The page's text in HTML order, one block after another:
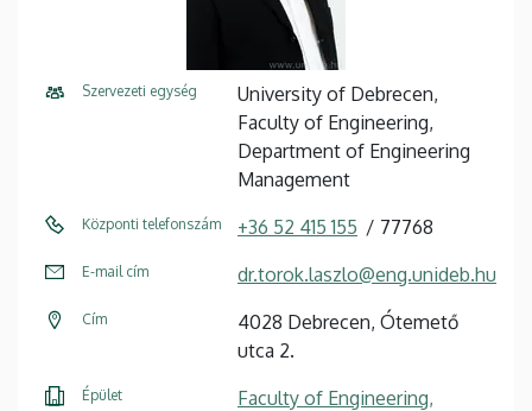
Szervezeti egység
University of Debrecen,
Faculty of Engineering,
Department of Engineering
Management
Központi telefonszám +36 52 415 155 77768
E-mail cím dr.torok.laszlo@eng.unideb.hu
Cím
4028 Debrecen, Ótemető
utca 2.
Épület
Faculty of Engineering,